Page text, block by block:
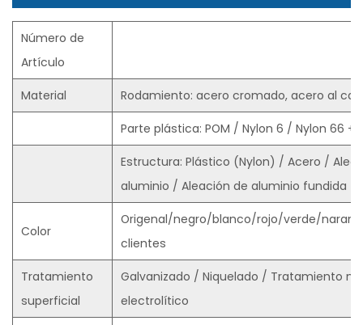
Número de
Artículo
Material Rodamiento: acero cromado, acero al
Parte plástica: POM / Nylon 6 / Nylon 66 +
Estructura: Plástico (Nylon) / Acero /
aluminio / Aleación de aluminio fundida
Color
Origenal/negro/blanco/rojo/verde/
clientes
Tratamiento
superficial
Galvanizado / Niquelado / Tratamiento
electrolítico